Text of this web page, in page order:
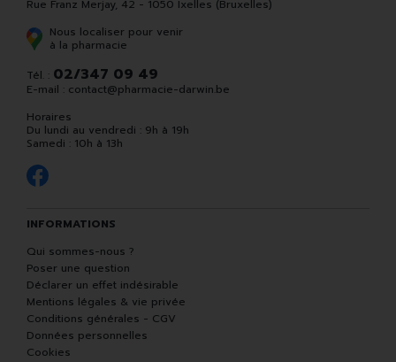
Rue Franz Merjay, 42 - 1050 Ixelles (Bruxelles)
Nous localiser pour venir
à la pharmacie
Tél. : 02/347 09 49
E-mail : contact@pharmacie-darwin.be
Horaires
Du lundi au vendredi : 9h à 19h
Samedi : 10h à 13h
INFORMATIONS
Qui sommes-nous ?
Poser une question
Déclarer un effet indésirable
Mentions légales & vie privée
Conditions générales - CGV
Données personnelles
Cookies